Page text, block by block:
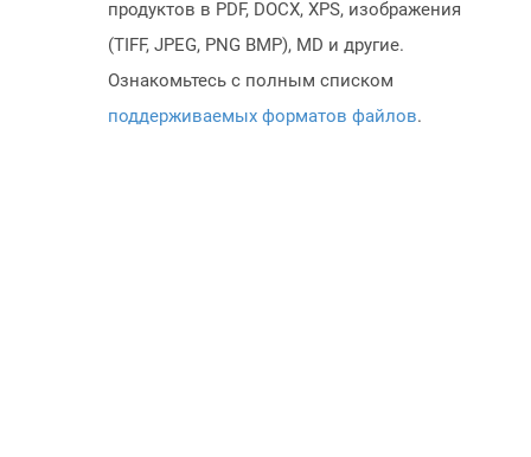
продуктов в PDF, DOCX, XPS, изображения
(TIFF, JPEG, PNG BMP), MD и другие.
Ознакомьтесь с полным списком
поддерживаемых форматов файлов.